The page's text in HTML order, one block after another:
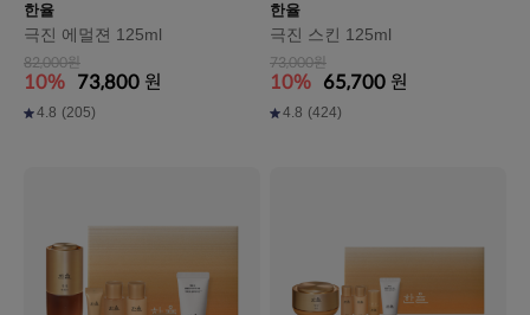
한율
극진 에멀젼 125ml
82,000원
10% 73,800 원
4.8 (205)
한율
극진 스킨 125ml
73,000원
10% 65,700 원
4.8 (424)